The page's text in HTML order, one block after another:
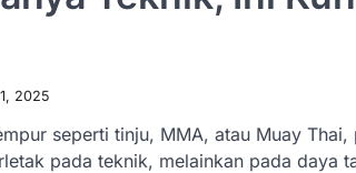
2025
seperti tinju, MMA, atau Muay
pada teknik, melainkan pada daya